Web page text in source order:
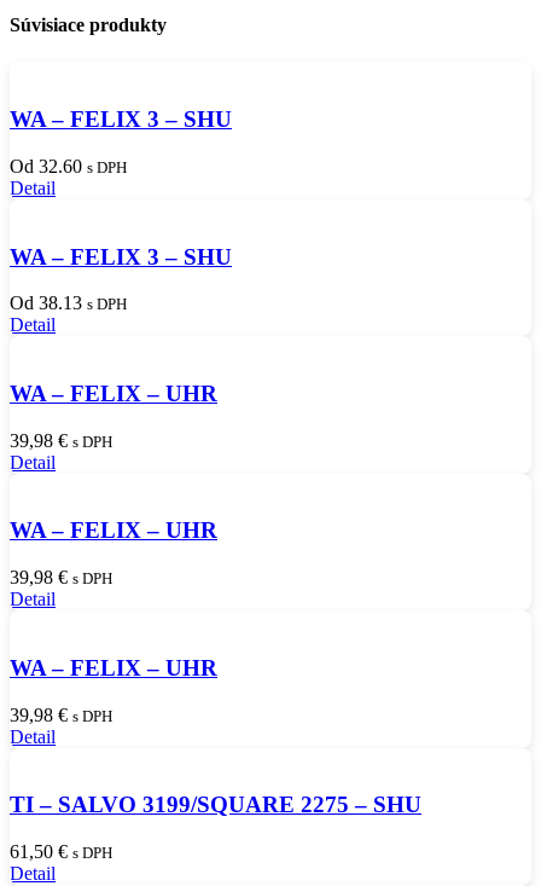
Súvisiace produkty
WA – FELIX 3 – SHU
Od 32.60 s DPH
Detail
WA – FELIX 3 – SHU
Od 38.13 s DPH
Detail
WA – FELIX – UHR
39,98 € s DPH
Detail
WA – FELIX – UHR
39,98 € s DPH
Detail
WA – FELIX – UHR
39,98 € s DPH
Detail
TI – SALVO 3199/SQUARE 2275 – SHU
61,50 € s DPH
Detail